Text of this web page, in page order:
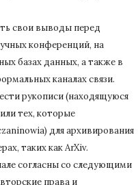
свои выводы перед
конференций, на
базах данных, а также в
каналах связи.
рукописи (находящуюся
тех, которые
для архивирования
таких как ArXiv.
согласны со следующими
права и